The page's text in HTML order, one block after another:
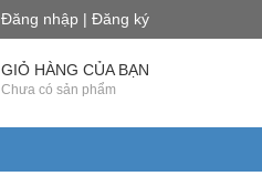
Đăng nhập | Đăng ký
GIỎ HÀNG CỦA BẠN
Chưa có sản phẩm